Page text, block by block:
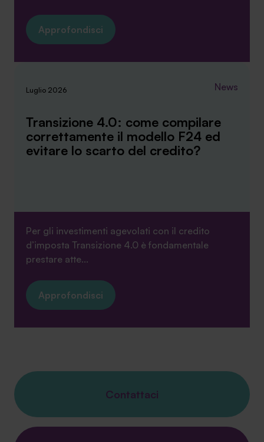
Approfondisci
Luglio 2026 News
Transizione 4.0: come compilare
correttamente il modello F24 ed
evitare lo scarto del credito?
Per gli investimenti agevolati con il credito
d’imposta Transizione 4.0 è fondamentale
prestare atte...
Approfondisci
Contattaci